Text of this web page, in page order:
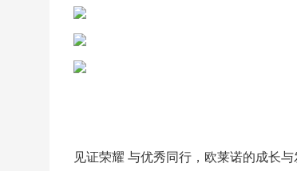
见证荣耀 与优秀同行，欧莱诺的成长